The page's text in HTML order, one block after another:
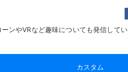
ンやVRなど趣味についても発信してい
カスタム